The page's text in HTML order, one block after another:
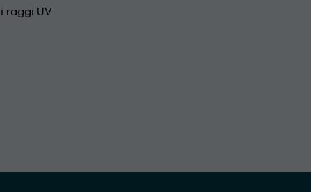
raggi UV